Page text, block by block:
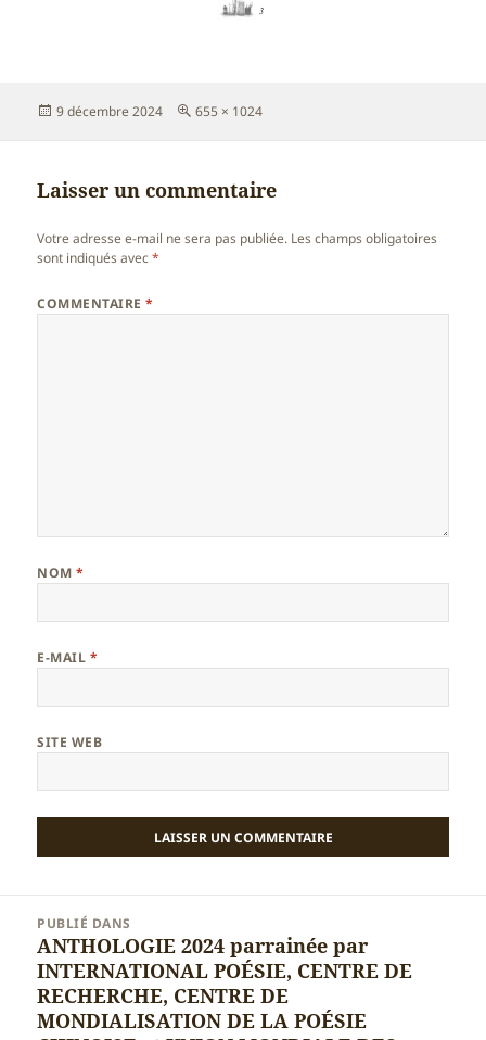
Publié
9 décembre 2024
Taille
655 × 1024
Laisser un commentaire
Votre adresse e-mail ne sera pas publiée. Les champs obligatoires
sont indiqués avec*
COMMENTAIRE*
NOM*
E-MAIL *
SITE WEB
l’article
PUBLIÉ DANS
ANTHOLOGIE 2024 parrainée par
INTERNATIONAL POÉSIE, CENTRE DE
RECHERCHE, CENTRE DE
MONDIALISATION DE LA POÉSIE